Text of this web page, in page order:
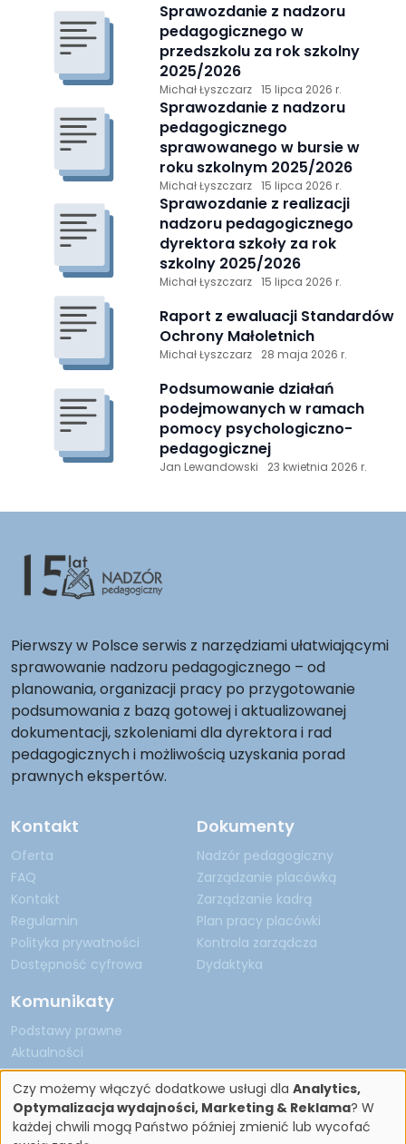
Sprawozdanie z nadzoru
pedagogicznego w
przedszkolu za rok szkolny
2025/2026
Michał Łyszczarz 15 lipca 2026 r.
Sprawozdanie z nadzoru
pedagogicznego
sprawowanego w bursie w
roku szkolnym 2025/2026
Michał Łyszczarz 15 lipca 2026 r.
Sprawozdanie z realizacji
nadzoru pedagogicznego
dyrektora szkoły za rok
szkolny 2025/2026
Michał Łyszczarz 15 lipca 2026 r.
Raport z ewaluacji Standardów
Ochrony Małoletnich
Michał Łyszczarz 28 maja 2026 r.
Podsumowanie działań
podejmowanych w ramach
pomocy psychologiczno-
pedagogicznej
Jan Lewandowski 23 kwietnia 2026 r.
Pierwszy w Polsce serwis z narzędziami ułatwiającymi
sprawowanie nadzoru pedagogicznego – od
planowania, organizacji pracy po przygotowanie
podsumowania z bazą gotowej i aktualizowanej
dokumentacji, szkoleniami dla dyrektora i rad
pedagogicznych i możliwością uzyskania porad
prawnych ekspertów.
Kontakt
Oferta
FAQ
Kontakt
Regulamin
Polityka prywatności
Dostępność cyfrowa
Dokumenty
Nadzór pedagogiczny
Zarządzanie placówką
Zarządzanie kadrą
Plan pracy placówki
Kontrola zarządcza
Dydaktyka
Komunikaty
Podstawy prawne
Aktualności
Copyright by Nadzór Pedagogiczny 2026
Czy możemy włączyć dodatkowe usługi dla Analytics,
Optymalizacja wydajności, Marketing & Reklama? W
każdej chwili mogą Państwo później zmienić lub wycofać